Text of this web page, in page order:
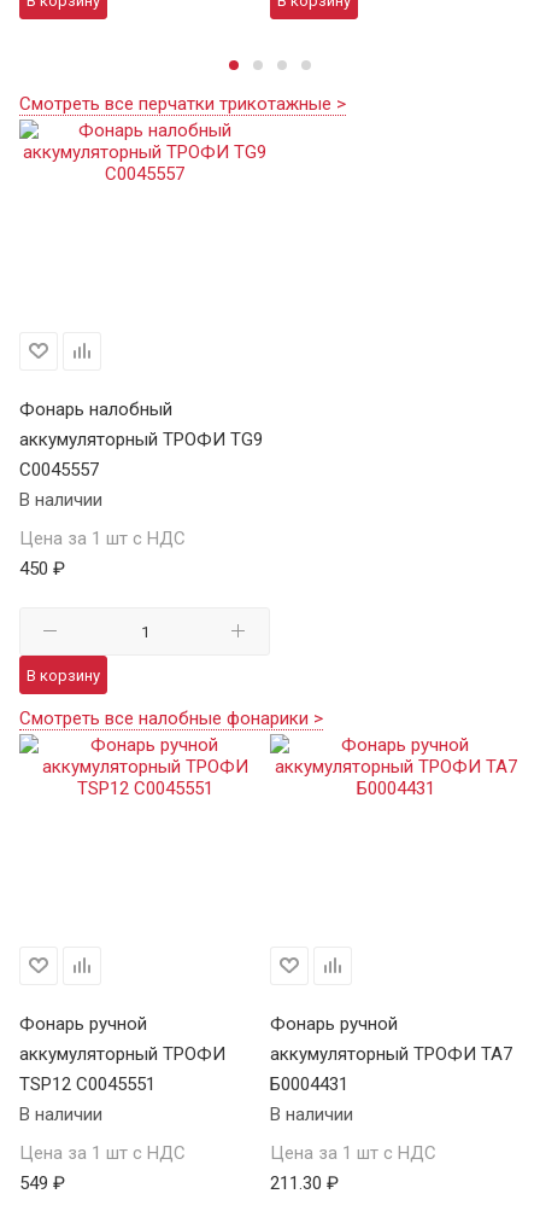
Смотреть все перчатки трикотажные >
Фонарь налобный
аккумуляторный ТРОФИ TG9
C0045557
В наличии
Цена за 1 шт с НДС
450 ₽
В корзину
Смотреть все налобные фонарики >
Фонарь ручной
аккумуляторный ТРОФИ
TSP12 C0045551
В наличии
Цена за 1 шт с НДС
549 ₽
Фонарь ручной
аккумуляторный ТРОФИ TA7
Б0004431
В наличии
Цена за 1 шт с НДС
211.30 ₽